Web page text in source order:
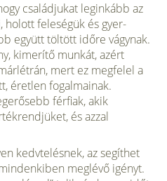
csa­ládjukat leginkább az
holott feleségük és gyer­
együtt töltött időre vágynak.
kimerítő munkát, azért
mert ez megfelel a
éretlen fogal­mainak.
férfiak, akik
és azzal
kedvtelésnek, az segíthet
meglé­vő igényt.